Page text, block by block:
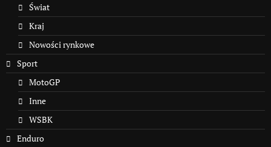
Świat
Kraj
Nowości rynkowe
Sport
MotoGP
Inne
WSBK
Enduro